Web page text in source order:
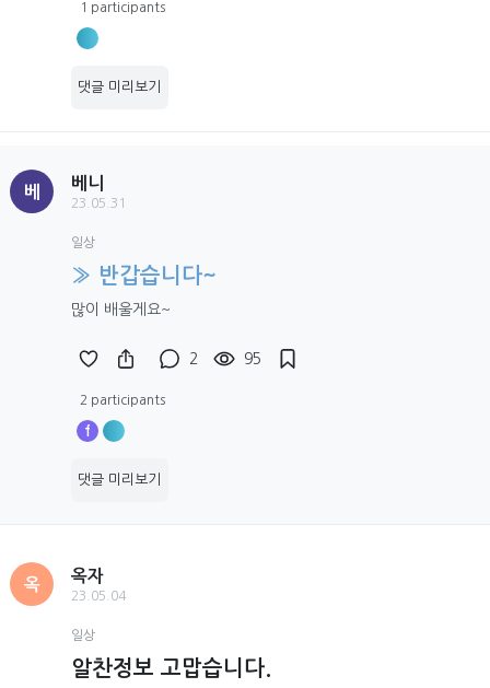
1 participants
댓글 미리보기
베
베니
23.05.31
일상
» 반갑습니다~
많이 배울게요~
2 95
2 participants
f
댓글 미리보기
옥
옥자
23.05.04
일상
알찬정보 고맙습니다.